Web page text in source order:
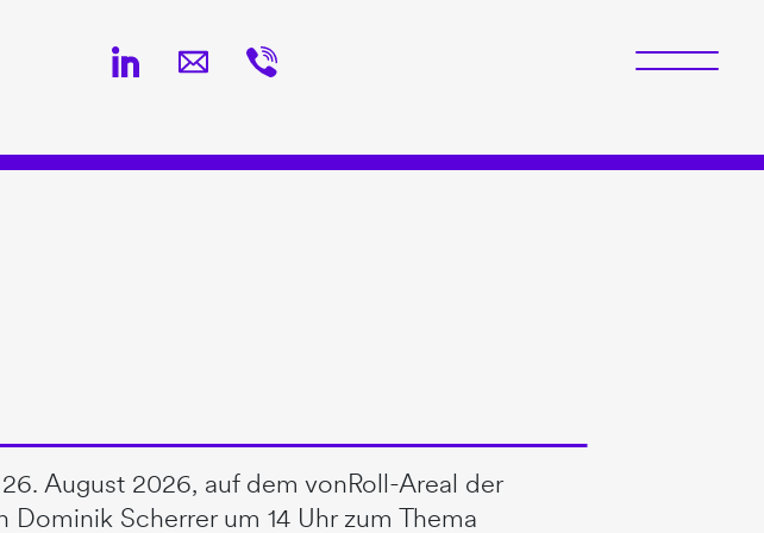
August 2026, auf dem vonRoll-Areal der
Scherrer um 14 Uhr zum Thema